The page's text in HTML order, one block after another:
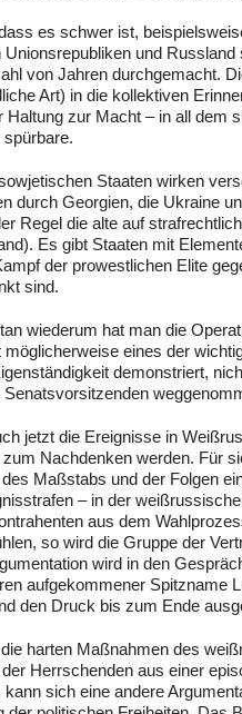
es schwer ist,
Unionsrepubliken und
von Jahren durchgemacht.
Art) in die kollektiven
Haltung zur Macht – in all dem
Staaten wirken
durch Georgien, die Ukraine
Regel die alte auf
Es gibt Staaten mit
der prowestlichen Elite
sind.
wiederum hat man die
möglicherweise eines der
demonstriert,
Senatsvorsitzenden
jetzt die Ereignisse in
zum Nachdenken werden. Für
Maßstabs und der Folgen
– in der
aus dem
so wird die Gruppe der
wird in den
aufgekommener Spitzname
den Druck bis zum Ende
harten Maßnahmen des
der Herrschenden aus einer
kann sich eine andere